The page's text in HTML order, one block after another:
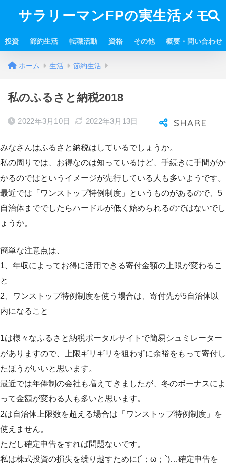
サラリーマンFPの実生活メモ
投資 節約生活 転職活動 資格 その他 概要・問い合わせ
ホーム 生活 節約生活
私のふるさと納税2018
2022年3月10日 2022年3月13日
みなさんはふるさと納税はしているでしょうか。
私の周りでは、お得なのは知っているけど、手続きに手間がか
かるのではというイメージが先行している人も多いようです。
最近では「ワンストップ特例制度」というものがあるので、5
自治体まででしたらハードルが低く始められるのではないでし
ょうか。
簡単な注意点は、
1、年収によってお得に活用できる寄付金額の上限が変わるこ
と
2、ワンストップ特例制度を使う場合は、寄付先が5自治体以
内になること
1は様々なふるさと納税ポータルサイトで簡易シュミレーター
がありますので、上限ギリギリを狙わずに余裕をもって寄付し
たほうがいいと思います。
最近では年俸制の会社も増えてきましたが、冬のボーナスによ
って金額が変わる人も多いと思います。
2は自治体上限数を超える場合は「ワンストップ特例制度」を
使えません。
ただし確定申告をすれば問題ないです。
私は株式投資の損失を繰り越すために(´；ω；`)…確定申告を